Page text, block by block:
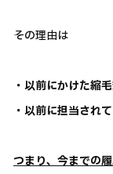
その理由は
・以前にかけた縮
・以前に担当され
つまり、今までの